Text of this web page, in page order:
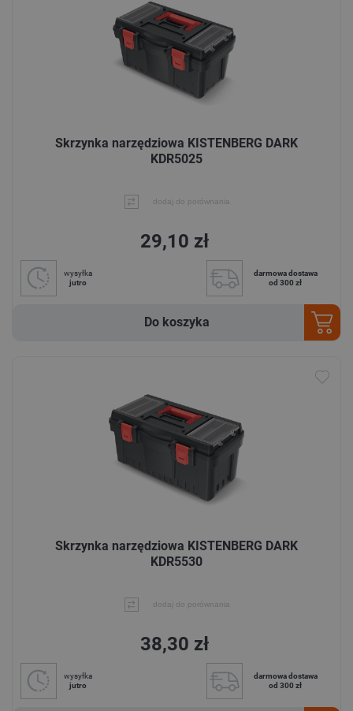
Skrzynka narzędziowa KISTENBERG DARK
KDR5025
dodaj do porównania
29,10 zł
wysyłka
jutro
darmowa dostawa
od 300 zł
Do koszyka
Skrzynka narzędziowa KISTENBERG DARK
KDR5530
dodaj do porównania
38,30 zł
wysyłka
jutro
darmowa dostawa
od 300 zł